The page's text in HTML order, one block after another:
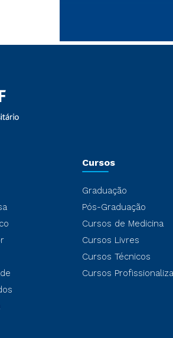
Cursos
Graduação
Pós-Graduação
Cursos de Medicina
Cursos Livres
Cursos Técnicos
Cursos